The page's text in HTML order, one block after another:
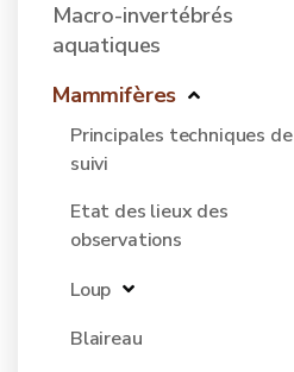
Macro-invertébrés
aquatiques
Mammifères
Principales techniques de
suivi
Etat des lieux des
observations
Loup
Blaireau